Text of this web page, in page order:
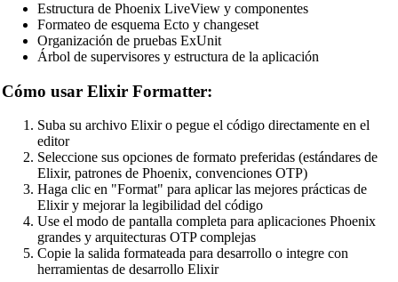
MySQL SQL Beautifier
PostgreSQL SQL Beautifier
Apache Config Beautifier
Python Beautifier
Java Code Beautifier
PHP Beautifier
Swift Code Beautifier
Estructura de Phoenix LiveView y componentes
Formateo de esquema Ecto y changeset
Organización de pruebas ExUnit
Árbol de supervisores y estructura de la aplicación
Cómo usar Elixir Formatter:
Suba su archivo Elixir o pegue el código directamente en el
editor
Seleccione sus opciones de formato preferidas (estándares de
Elixir, patrones de Phoenix, convenciones OTP)
Haga clic en "Format" para aplicar las mejores prácticas de
Elixir y mejorar la legibilidad del código
Use el modo de pantalla completa para aplicaciones Phoenix
grandes y arquitecturas OTP complejas
Copie la salida formateada para desarrollo o integre con
herramientas de desarrollo Elixir